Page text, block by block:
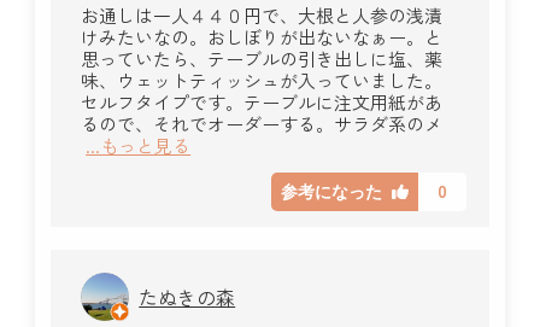
お通しは一人４４０円で、大根と人参の浅漬
けみたいなの。おしぼりが出ないなぁー。と
思っていたら、テーブルの引き出しに塩、薬
味、ウェットティッシュが入っていました。
セルフタイプです。テーブルに注文用紙があ
るので、それでオーダーする。サラダ系のメ
...もっと見る
参考になった 0
たぬきの森